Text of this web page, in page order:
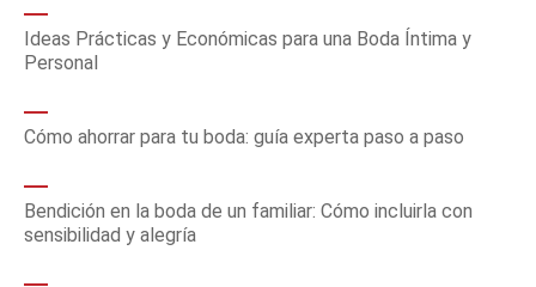
Ideas Prácticas y Económicas para una Boda Íntima y
Personal
Cómo ahorrar para tu boda: guía experta paso a paso
Bendición en la boda de un familiar: Cómo incluirla con
sensibilidad y alegría